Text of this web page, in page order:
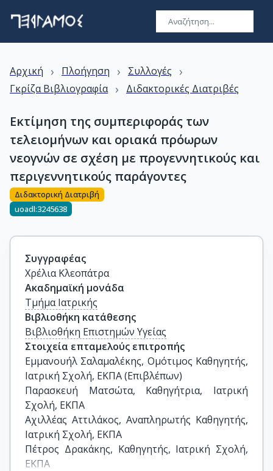
Αρχική › Πλοήγηση › Συλλογές ›
Γκρίζα Βιβλιογραφία › Διδακτορικές Διατριβές
Εκτίμηση της συμπεριφοράς των
τελειομήνων και οριακά πρόωρων
νεογνών σε σχέση με προγεννητικούς και
περιγεννητικούς παράγοντες
Διδακτορική Διατριβή
uoadl:3245638
Συγγραφέας
Χρέλια Κλεοπάτρα
Ακαδημαϊκή μονάδα
Τμήμα Ιατρικής
Βιβλιοθήκη κατάθεσης
Βιβλιοθήκη Επιστημών Υγείας
Στοιχεία επταμελούς επιτροπής
Εμμανουήλ Σαλαμαλέκης, Ομότιμος Καθηγητής,
Ιατρική Σχολή, ΕΚΠΑ (Επιβλέπων)
Παρασκευή Ματσώτα, Καθηγήτρια, Ιατρική
Σχολή, ΕΚΠΑ
Αχιλλέας Αττιλάκος, Αναπληρωτής Καθηγητής,
Ιατρική Σχολή, ΕΚΠΑ
Πέτρος Δρακάκης, Καθηγητής, Ιατρική Σχολή,
ΕΚΠΑ